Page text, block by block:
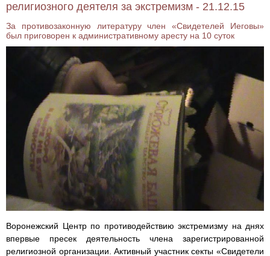
религиозного деятеля за экстремизм - 21.12.15
За противозаконную литературу член «Свидетелей Иеговы»
был приговорен к административному аресту на 10 суток
Воронежский Центр по противодействию экстремизму на днях
впервые пресек деятельность члена зарегистрированной
религиозной организации. Активный участник секты «Свидетели